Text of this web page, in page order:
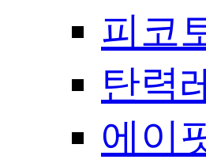
피코
탄력
에이